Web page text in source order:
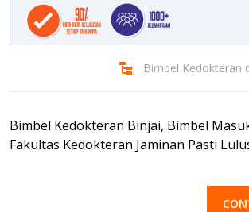
Bimbel Kedokteran
Bimbel Kedokteran Binjai, Bimbel
Fakultas Kedokteran Jaminan Pasti